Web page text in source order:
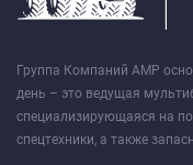
Группа Компаний АМР
день – это ведущая
специализирующаяся на
спецтехники, а также